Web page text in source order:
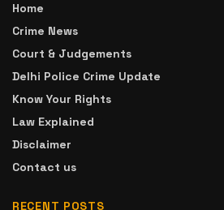
Home
Crime News
Court & Judgements
Delhi Police Crime Update
Know Your Rights
Law Explained
Disclaimer
Contact us
RECENT POSTS